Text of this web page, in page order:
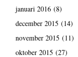
januari 2016(8)
december 2015 (14)
november 2015 (11)
oktober 2015 (27)